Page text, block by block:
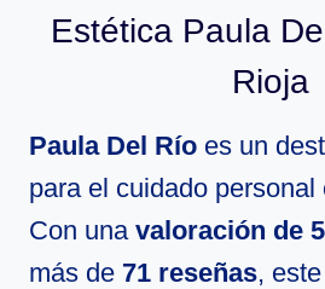
Estética Paula
Rioja
Paula Del Río es un
para el cuidado personal
Con una valoración de 5
más de 71 reseñas,